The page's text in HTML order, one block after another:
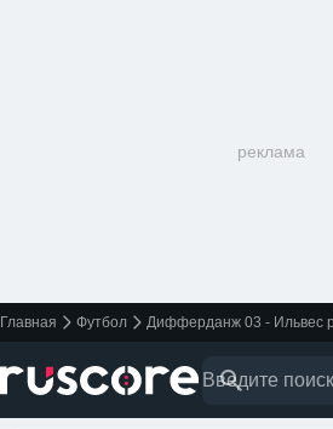
реклама
Главная Футбол Дифферданж 03 - Ильвес